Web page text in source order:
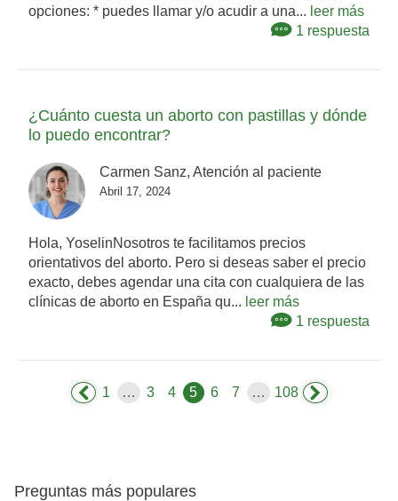
opciones: * puedes llamar y/o acudir a una... leer más
1 respuesta
¿Cuánto cuesta un aborto con pastillas y dónde
lo puedo encontrar?
Carmen Sanz, Atención al paciente
Abril 17, 2024
Hola, YoselinNosotros te facilitamos precios
orientativos del aborto. Pero si deseas saber el precio
exacto, debes agendar una cita con cualquiera de las
clínicas de aborto en España qu... leer más
1 respuesta
1 … 3 4 5 6 7 … 108
Preguntas más populares